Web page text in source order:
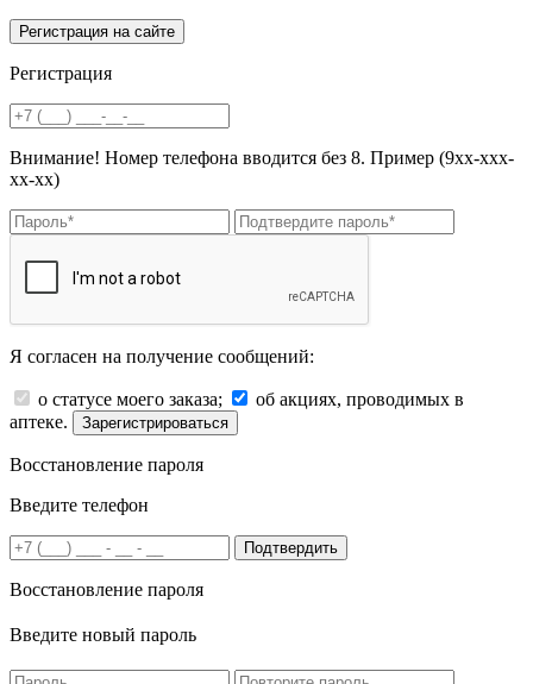
Регистрация
Внимание! Номер телефона вводится без 8. Пример (9хх-ххх-
хх-хх)
Я согласен на получение сообщений:
о статусе моего заказа;
об акциях, проводимых в
аптеке.
Зарегистрироваться
Восстановление пароля
Введите телефон
Подтвердить
Восстановление пароля
Введите новый пароль